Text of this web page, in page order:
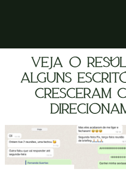
Veja o
alguns
cresceram